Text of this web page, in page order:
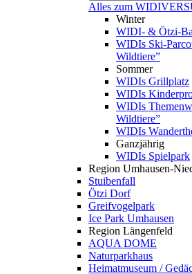
Alles zum
Winter
WIDI- & Ötzi-
WIDIs Ski-
Wildtiere”
Sommer
WIDIs Grillplatz
WIDIs
WIDIs
Wildtiere”
WIDIs
Ganzjährig
WIDIs Spielpark
Region Umhausen-
Stuibenfall
Ötzi Dorf
Greifvogelpark
Ice Park Umhausen
Region Längenfeld
AQUA DOME
Naturparkhaus
Heimatmuseum /